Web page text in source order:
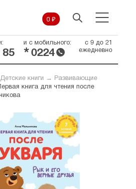
0 ₽
85
и с мобильного:
* 0224
с 9 до 21
ежедневно
Детские книги →
Развивающие
Первая книга для чтения после